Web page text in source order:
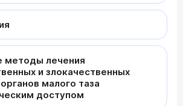
методы лечения
и злокачественных
малого таза
доступом